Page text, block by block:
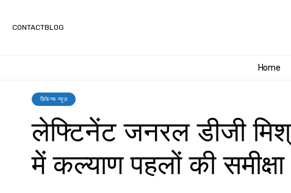
CONTACTBLOG
Home
डिफेन्स न्यूज़
लेफ्टिनेंट जनरल डीजी
में कल्याण पहलों की समीक्षा